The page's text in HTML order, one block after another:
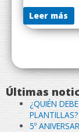
Leer más
Últimas
¿QUIÉN
PLANTILLAS?
5º